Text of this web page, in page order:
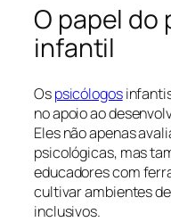
O papel do
infantil
Ospsicólogos
no apoio ao
Eles não apenas
psicológicas, mas
educadores com
cultivar ambientes
inclusivos.